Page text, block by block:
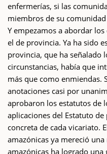
enfermerías, si las
miembros de su
Y empezamos a abordar
el de provincia. Ya ha sido
provincia, que ha señalado
circunstancias, había que
más que como enmiendas.
anotaciones casi por
aprobaron los estatutos de
aplicaciones del Estatuto
concreta de cada vicariato.
amazónicas ya mereció
amazónicas ha logrado una